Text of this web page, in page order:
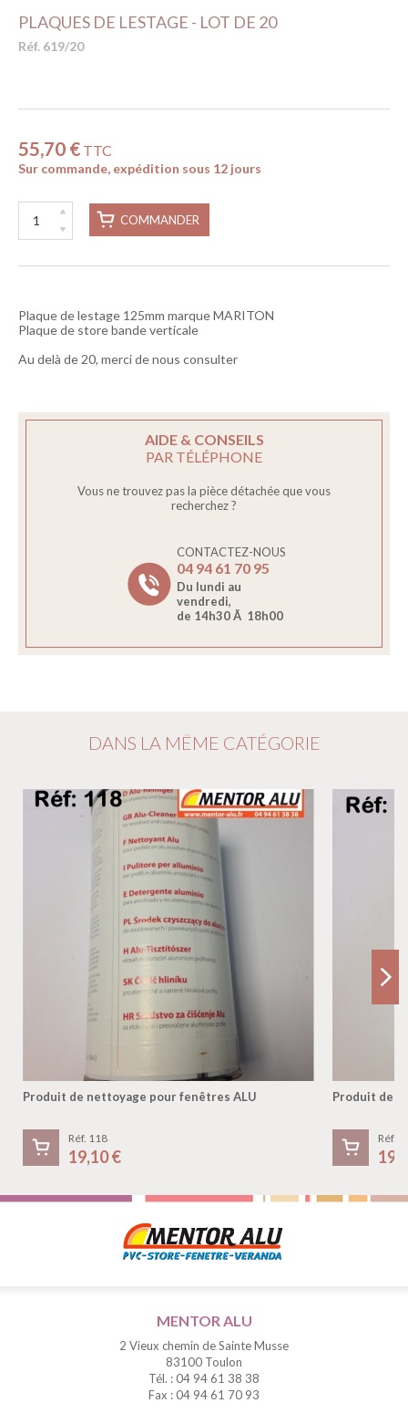
PLAQUES DE LESTAGE - LOT DE 20
Réf. 619/20
55,70 € TTC
Sur commande, expédition sous 12 jours
COMMANDER
Plaque de lestage 125mm marque MARITON
Plaque de store bande verticale
Au delà de 20, merci de nous consulter
AIDE & CONSEILS
PAR TÉLÉPHONE
Vous ne trouvez pas la pièce détachée que vous
recherchez ?
CONTACTEZ-NOUS
04 94 61 70 95
Du lundi au
vendredi,
de 14h30 Ã 18h00
DANS LA MÊME CATÉGORIE
Produit de nettoyage pour fenêtres ALU
Réf. 118
19,10 €
Produit de
Réf.
MENTOR ALU
2 Vieux chemin de Sainte Musse
83100 Toulon
Tél. : 04 94 61 38 38
Fax : 04 94 61 70 93